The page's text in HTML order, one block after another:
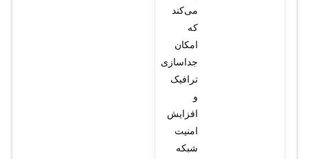
می‌کند
که
امکان
جداسازی
ترافیک
و
افزایش
امنیت
شبکه